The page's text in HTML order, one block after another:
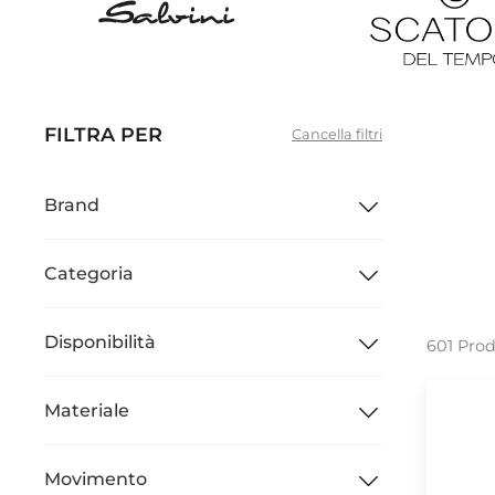
FILTRA PER Cancella filtri
Brand
Categoria
Disponibilità
Materiale
Movimento
601